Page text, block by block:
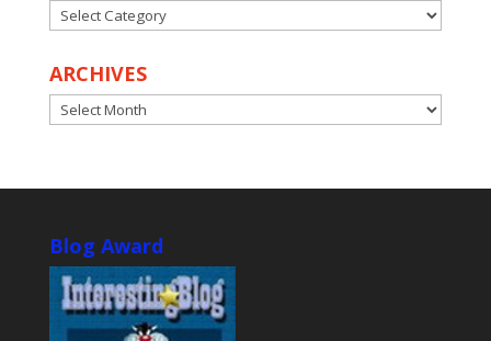
CATEGORIES
ARCHIVES
ARCHIVES
Blog Award